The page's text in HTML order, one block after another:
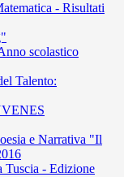
- Risultati
scolastico
Talento:
e Narrativa "Il
Tuscia - Edizione